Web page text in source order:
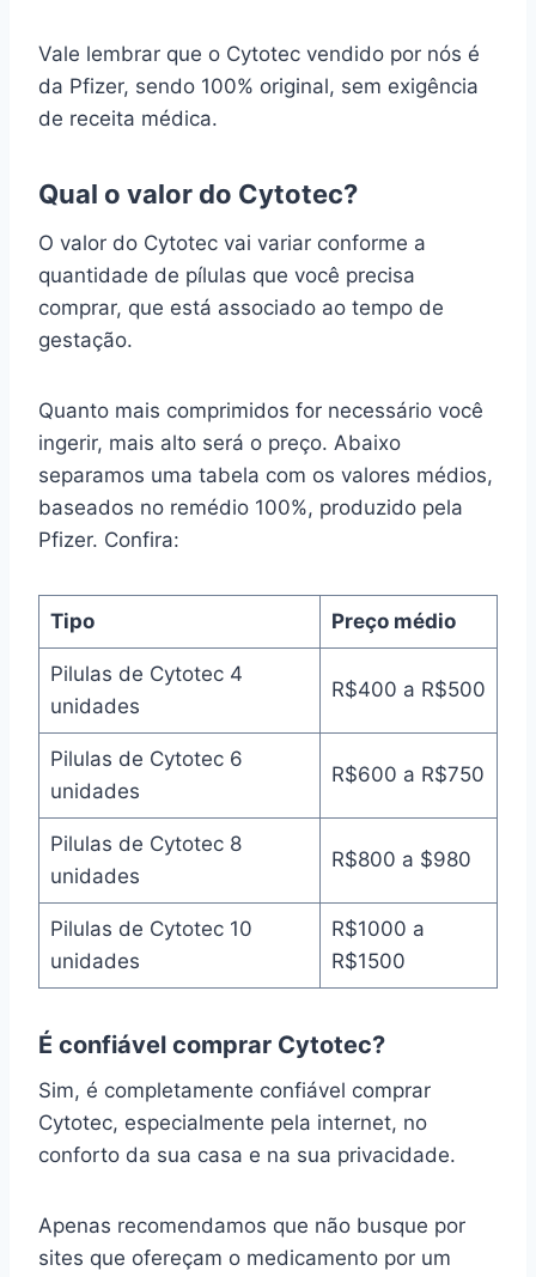
Vale lembrar que o Cytotec vendido por nós é
da Pfizer, sendo 100% original, sem exigência
de receita médica.
Qual o valor do Cytotec?
O valor do Cytotec vai variar conforme a
quantidade de pílulas que você precisa
comprar, que está associado ao tempo de
gestação.
Quanto mais comprimidos for necessário você
ingerir, mais alto será o preço. Abaixo
separamos uma tabela com os valores médios,
baseados no remédio 100%, produzido pela
Pfizer. Confira:
Tipo Preço médio
Pilulas de Cytotec 4
unidades
R$400 a R$500
Pilulas de Cytotec 6
unidades
R$600 a R$750
Pilulas de Cytotec 8
unidades
R$800 a $980
Pilulas de Cytotec 10
unidades
R$1000 a
R$1500
É confiável comprar Cytotec?
Sim, é completamente confiável comprar
Cytotec, especialmente pela internet, no
conforto da sua casa e na sua privacidade.
Apenas recomendamos que não busque por
sites que ofereçam o medicamento por um